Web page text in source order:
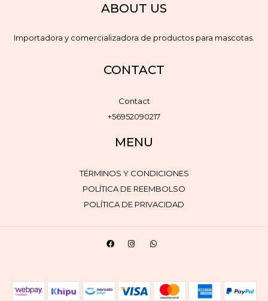
ABOUT US
Importadora y comercializadora de productos para mascotas.
CONTACT
Contact
+56952090217
MENU
TÉRMINOS Y CONDICIONES
POLÍTICA DE REEMBOLSO
POLÍTICA DE PRIVACIDAD